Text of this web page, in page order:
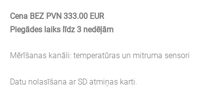
Cena BEZ PVN 333.00 EUR
Piegādes laiks līdz 3 nedēļām
Mērīšanas kanāli: temperatūras un mitruma sensori
Datu nolasīšana ar SD atmiņas karti.